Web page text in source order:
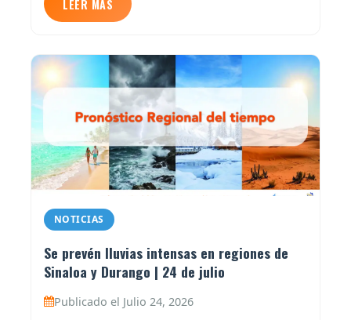
LEER MÁS
NOTICIAS
Se prevén lluvias intensas en regiones de
Sinaloa y Durango | 24 de julio
Publicado el Julio 24, 2026